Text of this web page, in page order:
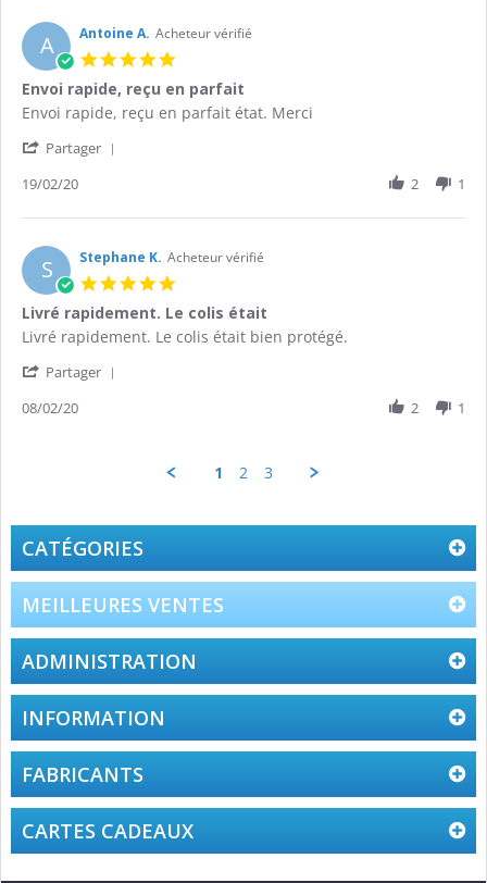
2020
on
23
Apr
2020
A Antoine A. Acheteur vérifié
rating
Envoi rapide, reçu en parfait
Review
Antoine
on
Feb
2020
review
Envoi
reçu
parfait
Envoi rapide, reçu en parfait état. Merci
Partager
Antoine
on
19
Feb
2020
19/02/20 2 1
S Stephane K. Acheteur vérifié
rating
Livré rapidement. Le colis était
Review
Stephane
on
review
Livré
Le
Livré rapidement. Le colis était bien protégé.
Partager
2020
08/02/20 2 1
1 2 3
CATÉGORIES
MEILLEURES VENTES
ADMINISTRATION
INFORMATION
FABRICANTS
CARTES CADEAUX